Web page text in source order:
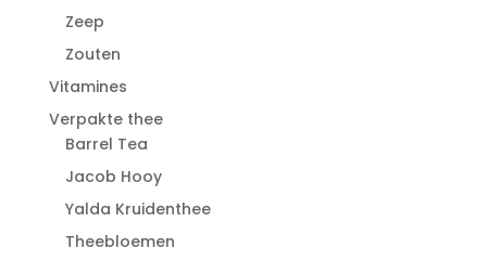
Zeep
Zouten
Vitamines
Verpakte thee
Barrel Tea
Jacob Hooy
Yalda Kruidenthee
Theebloemen